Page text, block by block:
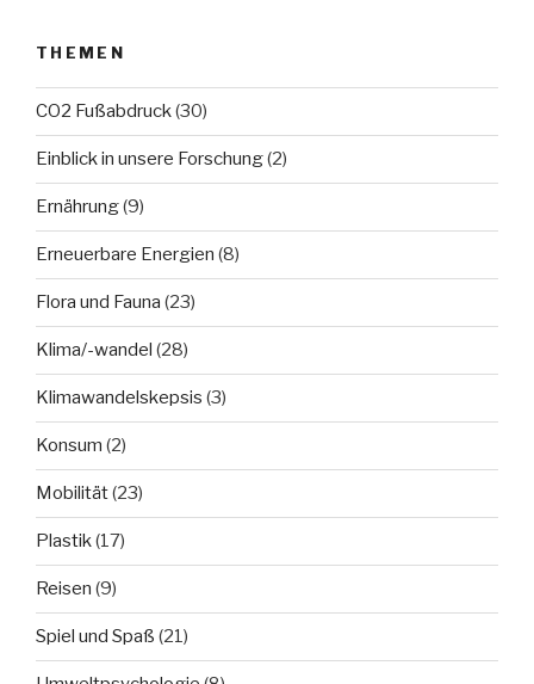
THEMEN
CO2 Fußabdruck(30)
Einblick in unsere Forschung(2)
Ernährung(9)
Erneuerbare Energien (8)
Flora und Fauna (23)
Klima/-wandel (28)
Klimawandelskepsis (3)
Konsum (2)
Mobilität(23)
Plastik(17)
Reisen (9)
Spiel und Spaß (21)